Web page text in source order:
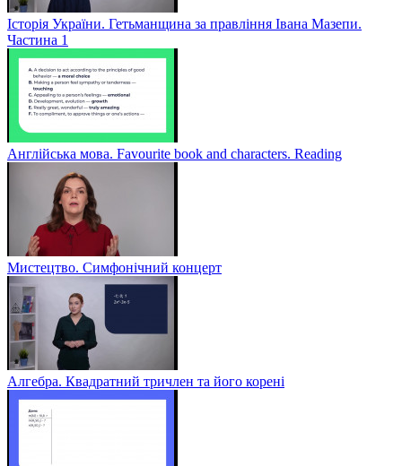
Історія України. Гетьманщина за правління Івана Мазепи.
Частина 1
Англійська мова. Favourite book and characters. Reading
Мистецтво. Симфонічний концерт
Алгебра. Квадратний тричлен та його корені